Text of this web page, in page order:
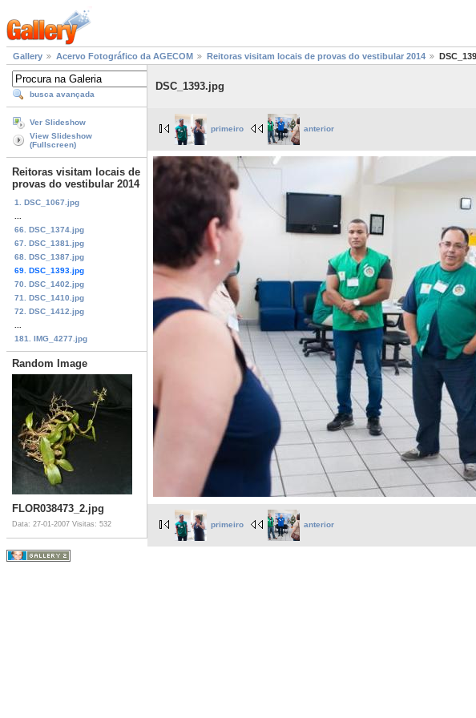
Gallery Acervo Fotográfico da AGECOM Reitoras visitam locais de provas do vestibular 2014
busca avançada
Ver Slideshow
View Slideshow
(Fullscreen)
Reitoras visitam locais de
provas do vestibular 2014
1. DSC_1067.jpg
66. DSC_1374.jpg
67. DSC_1381.jpg
68. DSC_1387.jpg
69. DSC_1393.jpg
70. DSC_1402.jpg
71. DSC_1410.jpg
72. DSC_1412.jpg
181. IMG_4277.jpg
Random Image
FLOR038473_2.jpg
Data: 27-01-2007 Visitas: 532
DSC_1393.jpg
primeiro anterior
primeiro anterior